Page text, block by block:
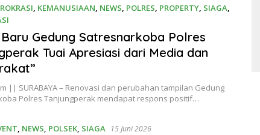
, KEMANUSIAAN, NEWS, POLRES, PROPERTY, SIAGA,
Gedung Satresnarkoba Polres
Tuai Apresiasi dari Media dan
|| SURABAYA – Renovasi dan perubahan tampilan Gedung
Polres Tanjungperak mendapat respons positif…
, NEWS, POLSEK, SIAGA 15 Juni 2026